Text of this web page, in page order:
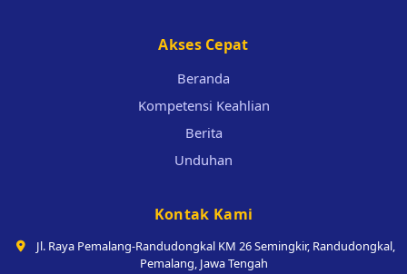
Akses Cepat
Beranda
Kompetensi Keahlian
Berita
Unduhan
Kontak Kami
Jl. Raya Pemalang-Randudongkal KM 26 Semingkir, Randudongkal,
Pemalang, Jawa Tengah